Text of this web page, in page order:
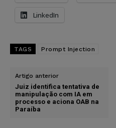
LinkedIn
TAGS Prompt Injection
Artigo anterior
Juiz identifica tentativa de
manipulação com IA em
processo e aciona OAB na
Paraíba